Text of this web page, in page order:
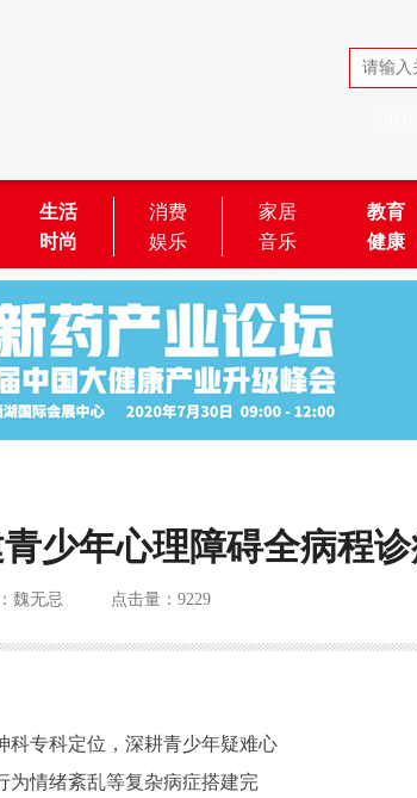
生活 消费 家居 教育
时尚 娱乐 音乐 健康
少年心理障碍全病程
魏无忌 点击量：9229
科专科定位，深耕青少年疑难心
为情绪紊乱等复杂病症搭建完